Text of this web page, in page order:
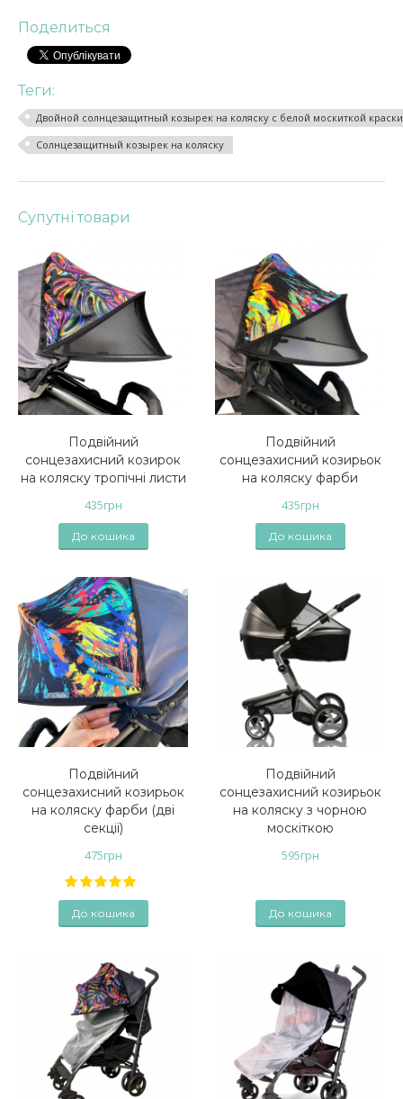
Поделиться
Теги:
Двойной солнцезащитный козырек на коляску с белой москиткой краски
Солнцезащитный козырек на коляску
Супутні товари
Подвійний
сонцезахисний козирок
на коляску тропічні листи
435грн
До кошика
Подвійний
сонцезахисний козирьок
на коляску фарби
435грн
До кошика
Подвійний
сонцезахисний козирьок
на коляску фарби (дві
секції)
475грн
До кошика
Подвійний
сонцезахисний козирьок
на коляску з чорною
москіткою
595грн
До кошика